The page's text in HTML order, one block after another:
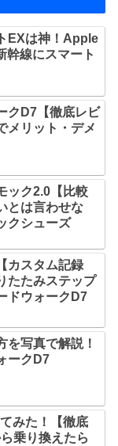
EXは神！Apple
幹線にスマート
クD7【徹底レビ
メリット・デメ
ック2.0【比較
とは言わせな
クシューズ
カスタム記録
たたみステップ
ドウォークD7
を写真で解説！
ークD7
みた！【徹底
乗り換えたら